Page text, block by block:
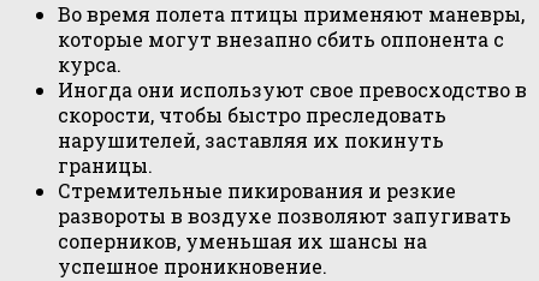
Во время полета птицы применяют маневры,
которые могут внезапно сбить оппонента с
курса.
Иногда они используют свое превосходство в
скорости, чтобы быстро преследовать
нарушителей, заставляя их покинуть
границы.
Стремительные пикирования и резкие
развороты в воздухе позволяют запугивать
соперников, уменьшая их шансы на
успешное проникновение.